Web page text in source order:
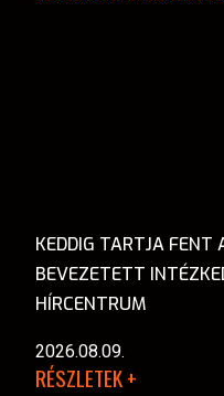
KEDDIG TARTJA FENT
BEVEZETETT
HÍRCENTRUM
2026.08.09.
RÉSZLETEK +